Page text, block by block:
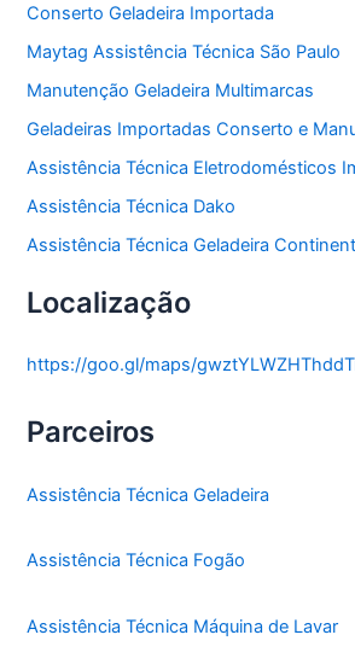
Conserto Geladeira Importada
Maytag Assistência Técnica São Paulo
Manutenção Geladeira Multimarcas
Geladeiras Importadas Conserto e
Assistência Técnica Eletrodomésticos
Assistência Técnica Dako
Assistência Técnica Geladeira
Localização
https://goo.gl/maps/
Parceiros
Assistência Técnica Geladeira
Assistência Técnica Fogão
Assistência Técnica Máquina de Lavar